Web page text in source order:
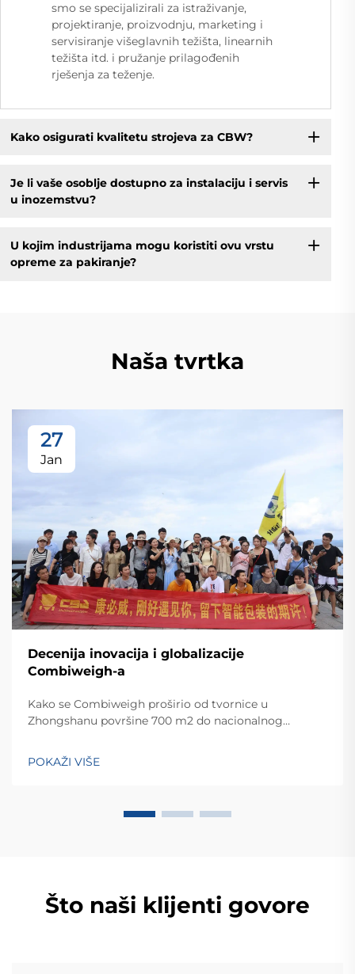
smo se specijalizirali za istraživanje,
projektiranje, proizvodnju, marketing i
servisiranje višeglavnih težišta, linearnih
težišta itd. i pružanje prilagođenih
rješenja za teženje.
Kako osigurati kvalitetu strojeva za CBW?
Je li vaše osoblje dostupno za instalaciju i servis
u inozemstvu?
U kojim industrijama mogu koristiti ovu vrstu
opreme za pakiranje?
Naša tvrtka
27
Jan
Decenija inovacija i globalizacije
Combiweigh-a
Kako se Combiweigh proširio od tvornice u
Zhongshanu površine 700 m2 do nacionalnog
zemalja. Otkrijte njihova inteligentna rješenja za
tehtanjezažali globalnu konsultaciju OEM/ODM-a još
POKAŽI VIŠE
Što naši klijenti govore